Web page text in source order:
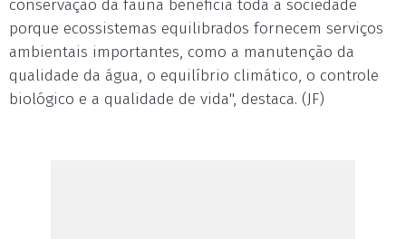
conservação da fauna beneficia toda a sociedade
porque ecossistemas equilibrados fornecem serviços
ambientais importantes, como a manutenção da
qualidade da água, o equilíbrio climático, o controle
biológico e a qualidade de vida", destaca. (JF)